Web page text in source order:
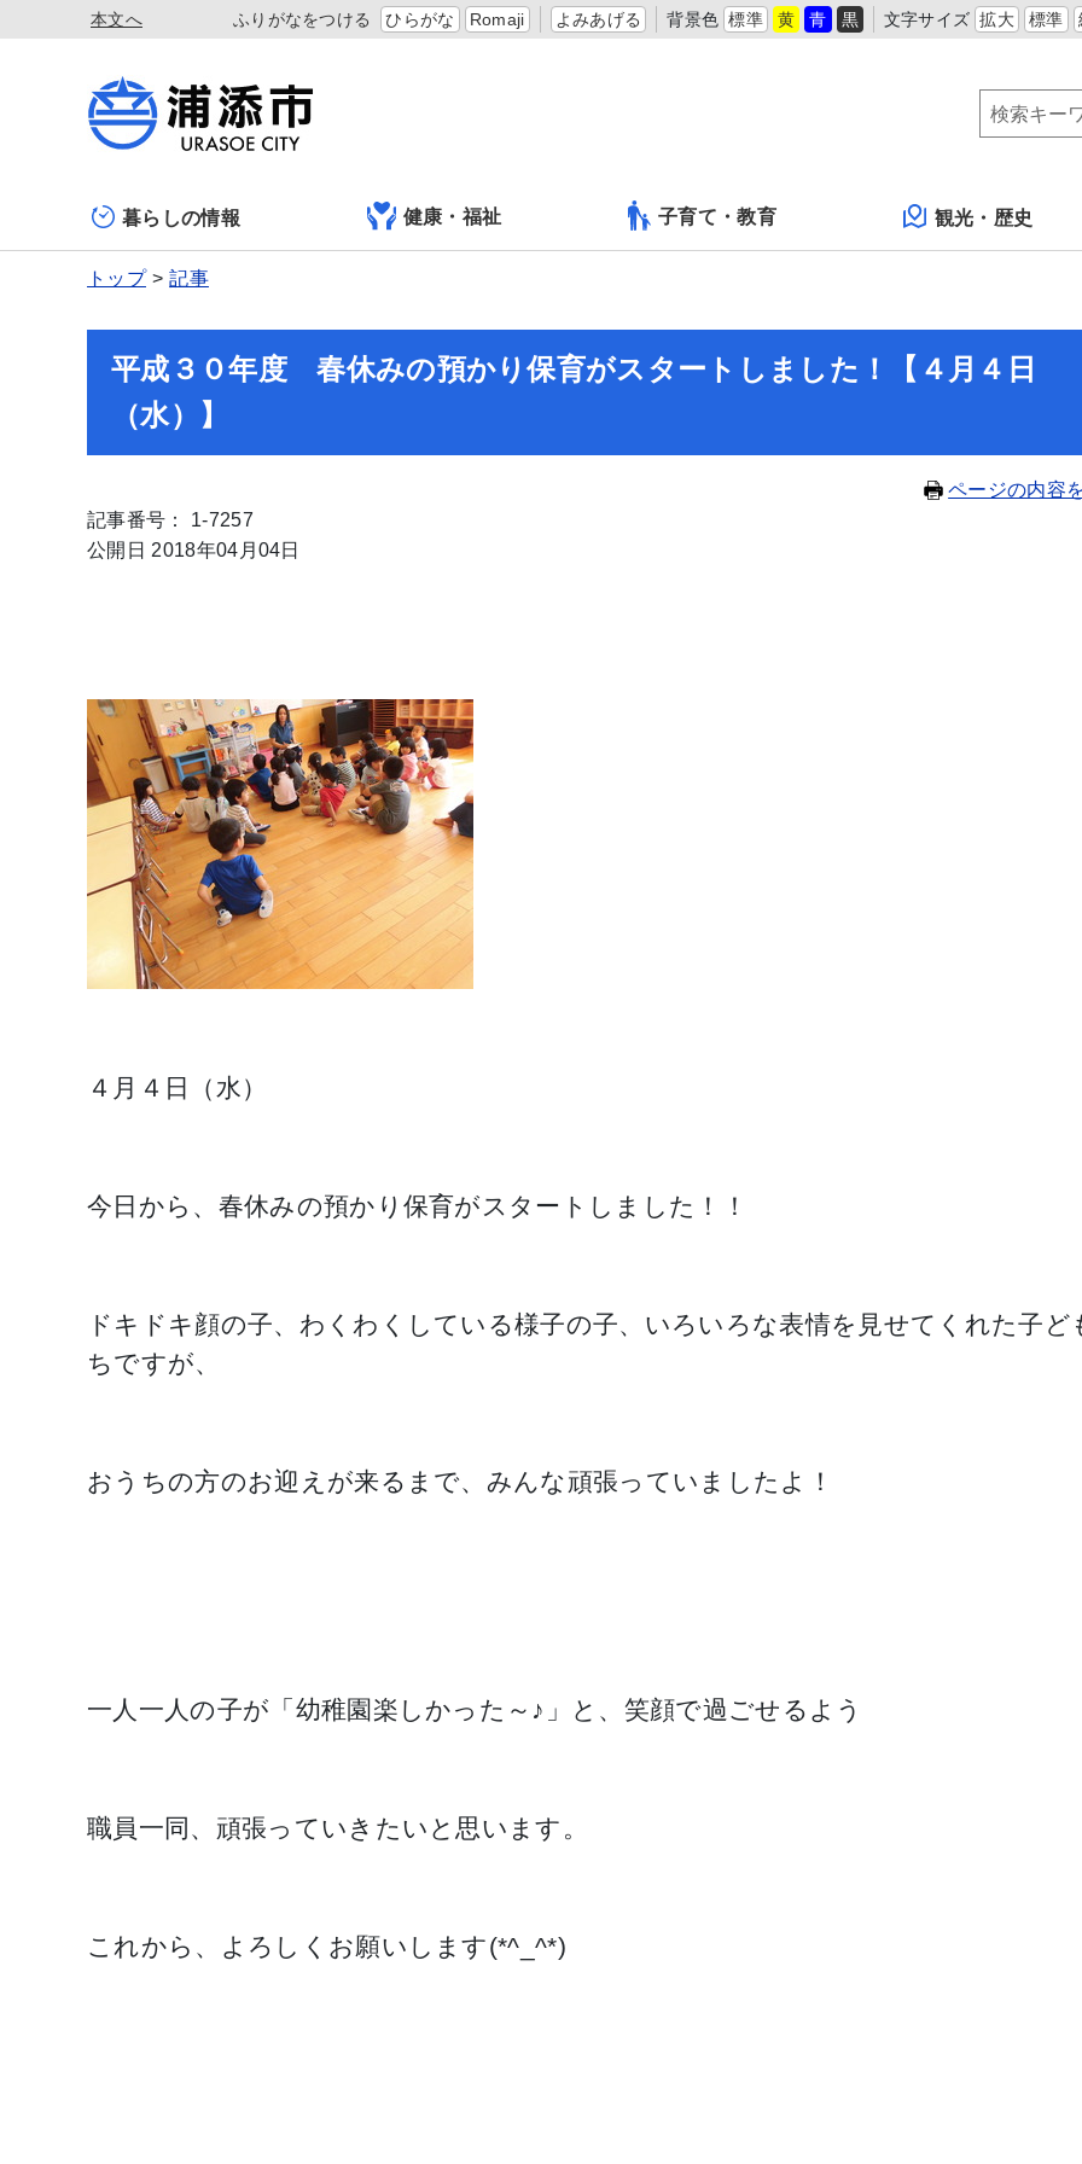
本文へ ふりがなをつける ひらがな Romaji よみあげる 背景色 標準 黄 青 黒 文字サイズ 拡大 標準
暮らしの情報 健康・福祉 子育て・教育 観光・歴史
トップ 記事
平成３０年度 春休みの預かり保育がスタートしました！【４月４日
（水）】
ページの内容
記事番号： 1-7257
公開日 2018年04月04日
４月４日（水）
今日から、春休みの預かり保育がスタートしました！！
ドキドキ顔の子、わくわくしている様子の子、いろいろな表情を見せてくれた子ど
ちですが、
おうちの方のお迎えが来るまで、みんな頑張っていましたよ！
一人一人の子が「幼稚園楽しかった～♪」と、笑顔で過ごせるよう
職員一同、頑張っていきたいと思います。
これから、よろしくお願いします(*^_^*)